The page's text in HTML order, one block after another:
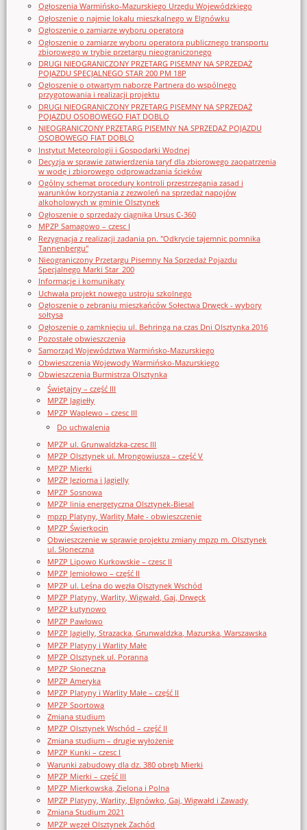
Ogłoszenia Warmińsko-Mazurskiego Urzędu Wojewódzkiego
Ogłoszenie o najmie lokalu mieszkalnego w Elgnówku
Ogłoszenie o zamiarze wyboru operatora
Ogłoszenie o zamiarze wyboru operatora publicznego transportu
zbiorowego w trybie przetargu nieograniczonego
DRUGI NIEOGRANICZONY PRZETARG PISEMNY NA SPRZEDAŻ
POJAZDU SPECJALNEGO STAR 200 PM 18P
Ogłoszenie o otwartym naborze Partnera do wspólnego
przygotowania i realizacji projektu
DRUGI NIEOGRANICZONY PRZETARG PISEMNY NA SPRZEDAŻ
POJAZDU OSOBOWEGO FIAT DOBLO
NIEOGRANICZONY PRZETARG PISEMNY NA SPRZEDAŻ POJAZDU
OSOBOWEGO FIAT DOBLO
Instytut Meteorologii i Gospodarki Wodnej
Decyzja w sprawie zatwierdzenia taryf dla zbiorowego zaopatrzenia
w wodę i zbiorowego odprowadzania ścieków
Ogólny schemat procedury kontroli przestrzegania zasad i
warunków korzystania z zezwoleń na sprzedaż napojów
alkoholowych w gminie Olsztynek
Ogłoszenie o sprzedaży ciągnika Ursus C-360
MPZP Samagowo – czesc I
Rezygnacja z realizacji zadania pn. "Odkrycie tajemnic pomnika
Tannenbergu"
Nieograniczony Przetargu Pisemny Na Sprzedaż Pojazdu
Specjalnego Marki Star_200
Informacje i komunikaty
Uchwała projekt nowego ustroju szkolnego
Ogłoszenie o zebraniu mieszkańców Sołectwa Drwęck - wybory
sołtysa
Ogłoszenie o zamknięciu ul. Behringa na czas Dni Olsztynka 2016
Pozostałe obwieszczenia
Samorząd Województwa Warmińsko-Mazurskiego
Obwieszczenia Wojewody Warmińsko-Mazurskiego
Obwieszczenia Burmistrza Olsztynka
Świętajny – część III
MPZP Jagiełły
MPZP Waplewo – czesc III
Do uchwalenia
MPZP ul. Grunwaldzka-czesc III
MPZP Olsztynek ul. Mrongowiusza – część V
MPZP Mierki
MPZP Jeziorna i Jagielly
MPZP Sosnowa
MPZP linia energetyczna Olsztynek-Biesal
mpzp Platyny, Warlity Małe - obwieszczenie
MPZP Świerkocin
Obwieszczenie w sprawie projektu zmiany mpzp m. Olsztynek
ul. Słoneczna
MPZP Lipowo Kurkowskie – czesc II
MPZP Jemiołowo – część II
MPZP ul. Leśna do węzła Olsztynek Wschód
MPZP Platyny, Warlity, Wigwałd, Gaj, Drwęck
MPZP Łutynowo
MPZP Pawłowo
MPZP Jagielly, Strazacka, Grunwaldzka, Mazurska, Warszawska
MPZP Platyny i Warlity Małe
MPZP Olsztynek ul. Poranna
MPZP Słoneczna
MPZP Ameryka
MPZP Platyny i Warlity Małe – część II
MPZP Sportowa
Zmiana studium
MPZP Olsztynek Wschód – część II
Zmiana studium – drugie wyłożenie
MPZP Kunki – czesc I
Warunki zabudowy dla dz. 380 obręb Mierki
MPZP Mierki – część III
MPZP Mierkowska, Zielona i Polna
MPZP Platyny, Warlity, Elgnówko, Gaj, Wigwałd i Zawady
Zmiana Studium 2021
MPZP węzeł Olsztynek Zachód